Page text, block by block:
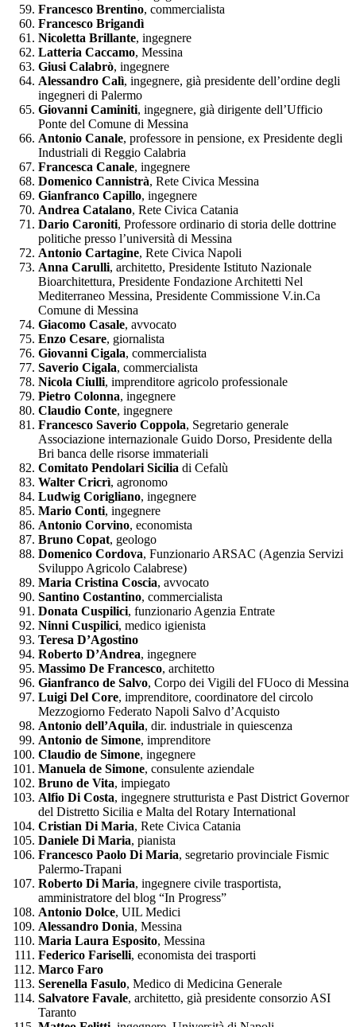
Francesco Brentino, commercialista
Francesco Brigandì
Nicoletta Brillante, ingegnere
Latteria Caccamo, Messina
Giusi Calabrò, ingegnere
Alessandro Calì, ingegnere, già presidente dell’ordine degli
ingegneri di Palermo
Giovanni Caminiti, ingegnere, già dirigente dell’Ufficio
Ponte del Comune di Messina
Antonio Canale, professore in pensione, ex Presidente degli
Industriali di Reggio Calabria
Francesca Canale, ingegnere
Domenico Cannistrà, Rete Civica Messina
Gianfranco Capillo, ingegnere
Andrea Catalano, Rete Civica Catania
Dario Caroniti, Professore ordinario di storia delle dottrine
politiche presso l’università di Messina
Antonio Cartagine, Rete Civica Napoli
Anna Carulli, architetto, Presidente Istituto Nazionale
Bioarchitettura, Presidente Fondazione Architetti Nel
Mediterraneo Messina, Presidente Commissione V.in.Ca
Comune di Messina
Giacomo Casale, avvocato
Enzo Cesare, giornalista
Giovanni Cigala, commercialista
Saverio Cigala, commercialista
Nicola Ciulli, imprenditore agricolo professionale
Pietro Colonna, ingegnere
Claudio Conte, ingegnere
Francesco Saverio Coppola, Segretario generale
Associazione internazionale Guido Dorso, Presidente della
Bri banca delle risorse immateriali
Comitato Pendolari Sicilia di Cefalù
Walter Cricrì, agronomo
Ludwig Corigliano, ingegnere
Mario Conti, ingegnere
Antonio Corvino, economista
Bruno Copat, geologo
Domenico Cordova, Funzionario ARSAC (Agenzia Servizi
Sviluppo Agricolo Calabrese)
Maria Cristina Coscia, avvocato
Santino Costantino, commercialista
Donata Cuspilici, funzionario Agenzia Entrate
Ninni Cuspilici, medico igienista
Teresa D’Agostino
Roberto D’Andrea, ingegnere
Massimo De Francesco, architetto
Gianfranco de Salvo, Corpo dei Vigili del FUoco di Messina
Luigi Del Core, imprenditore, coordinatore del circolo
Mezzogiorno Federato Napoli Salvo d’Acquisto
Antonio dell’Aquila, dir. industriale in quiescenza
Antonio de Simone, imprenditore
Claudio de Simone, ingegnere
Manuela de Simone, consulente aziendale
Bruno de Vita, impiegato
Alfio Di Costa, ingegnere strutturista e Past District Governor
del Distretto Sicilia e Malta del Rotary International
Cristian Di Maria, Rete Civica Catania
Daniele Di Maria, pianista
Francesco Paolo Di Maria, segretario provinciale Fismic
Palermo-Trapani
Roberto Di Maria, ingegnere civile trasportista,
amministratore del blog “In Progress”
Antonio Dolce, UIL Medici
Alessandro Donia, Messina
Maria Laura Esposito, Messina
Federico Fariselli, economista dei trasporti
Marco Faro
Serenella Fasulo, Medico di Medicina Generale
Salvatore Favale, architetto, già presidente consorzio ASI
Taranto